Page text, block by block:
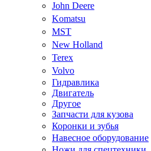
John Deere
Komatsu
MST
New Holland
Terex
Volvo
Гидравлика
Двигатель
Другое
Запчасти для кузова
Коронки и зубья
Навесное оборудование